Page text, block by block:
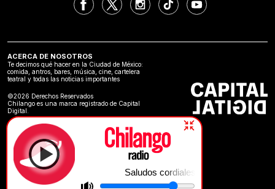
Saludos cordiales
ACERCA DE NOSOTROS
Te decimos qué hacer en la Ciudad de México:
comida, antros, bares, música, cine, cartelera
teatral y todas las noticias importantes
©2026 Derechos Reservados
Chilango es una marca registrado de Capital
Digital.